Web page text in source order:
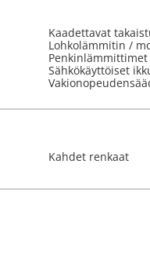
Kaadettavat
Lohkolämmitin /
Penkinlämmittimet
Sähkökäyttöiset
Kahdet renkaat